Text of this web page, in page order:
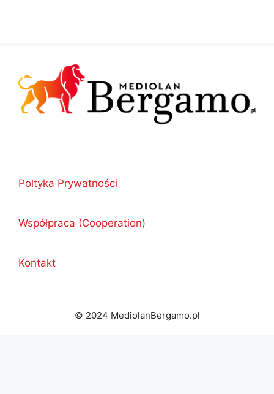
Poltyka Prywatności
Współpraca (Cooperation)
Kontakt
© 2024 MediolanBergamo.pl